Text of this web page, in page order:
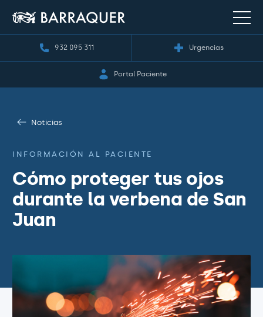
932 095 311 Urgencias
Portal Paciente
Noticias
INFORMACIÓN AL PACIENTE
Cómo proteger tus ojos
durante la verbena de San
Juan